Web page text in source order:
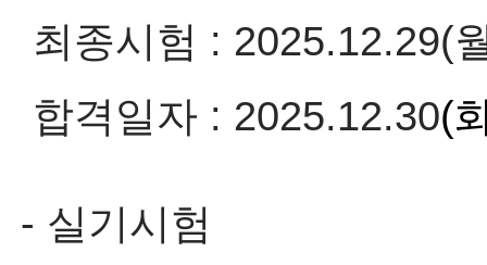
최종시험 : 2025.12.29(
합격일자 : 2025.12.30(
- 실기시험